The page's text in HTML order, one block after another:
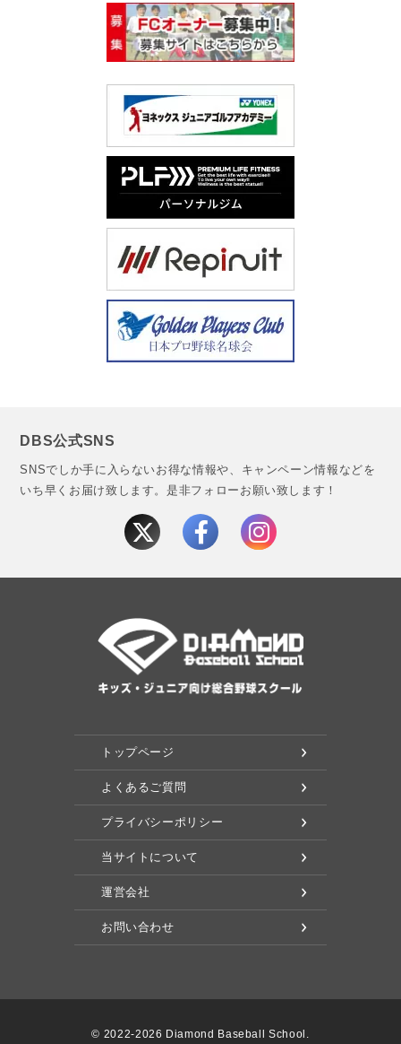
DBS公式SNS
SNSでしか手に入らないお得な情報や、キャンペーン情報などを
いち早くお届け致します。 是非フォローお願い致します！
トップページ
よくあるご質問
プライバシーポリシー
当サイトについて
運営会社
お問い合わせ
© 2022-2026 Diamond Baseball School.